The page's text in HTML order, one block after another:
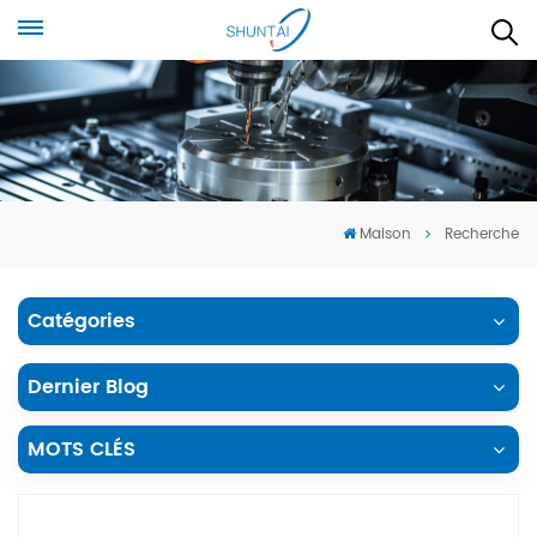
Maison Recherche
Catégories
Dernier Blog
MOTS CLÉS